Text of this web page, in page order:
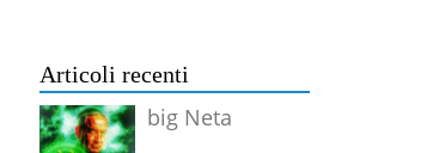
Articoli recenti
big Neta